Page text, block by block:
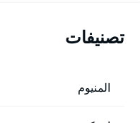
تصنيفات
المنيوم